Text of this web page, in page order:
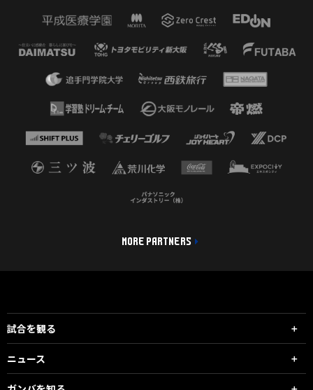
MORE PARTNERS
試合を観る
ニュース